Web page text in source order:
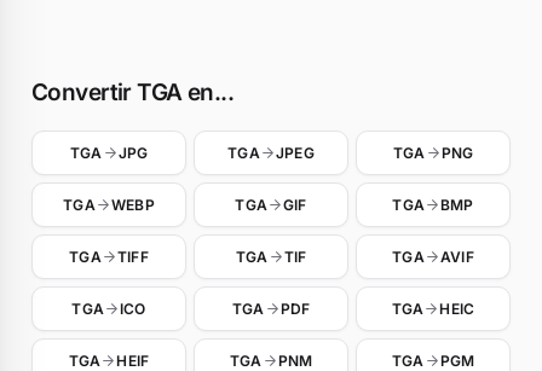
Convertir TGA en...
TGA JPG TGA JPEG TGA PNG
TGA WEBP TGA GIF TGA BMP
TGA TIFF TGA TIF TGA AVIF
TGA ICO TGA PDF TGA HEIC
TGA HEIF TGA PNM TGA PGM